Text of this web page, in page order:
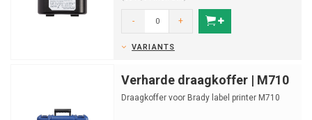
- +
VARIANTS
Verharde draagkoffer | M710
Draagkoffer voor Brady label printer M710